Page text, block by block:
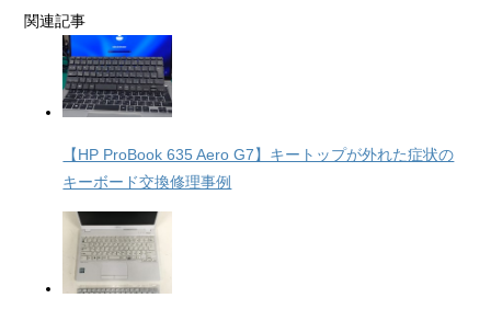
関連記事
【HP ProBook 635 Aero G7】キートップが外れた症状の
キーボード交換修理事例